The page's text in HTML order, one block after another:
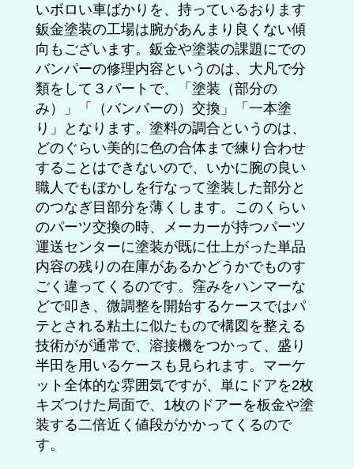
いボロい車ばかりを、持っているおります
鈑金塗装の工場は腕があんまり良くない傾
向もございます。鈑金や塗装の課題にでの
バンパーの修理内容というのは、大凡で分
類をして３パートで、「塗装（部分の
み）」「（バンパーの）交換」「一本塗
り」となります。塗料の調合というのは、
どのぐらい美的に色の合体まで練り合わせ
することはできないので、いかに腕の良い
職人でもぼかしを行なって塗装した部分と
のつなぎ目部分を薄くします。このくらい
のパーツ交換の時、メーカーが持つパーツ
運送センターに塗装が既に仕上がった単品
内容の残りの在庫があるかどうかでものす
ごく違ってくるのです。窪みをハンマーな
どで叩き、微調整を開始するケースではパ
テとされる粘土に似たもので構図を整える
技術がが通常で、溶接機をつかって、盛り
半田を用いるケースも見られます。マーケ
ット全体的な雰囲気ですが、単にドアを2枚
キズつけた局面で、1枚のドアーを板金や塗
装する二倍近く値段がかかってくるので
す。